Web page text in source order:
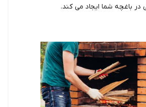
در باغچه شما ایجاد می کند.